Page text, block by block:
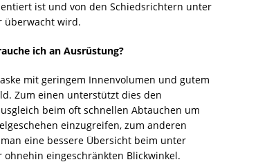
ist und von den Schiedsrichtern unter
überwacht wird.
ich an Ausrüstung?
mit geringem Innenvolumen und gutem
Zum einen unterstützt dies den
beim oft schnellen Abtauchen um
einzugreifen, zum anderen
eine bessere Übersicht beim unter
ohnehin eingeschränkten Blickwinkel.